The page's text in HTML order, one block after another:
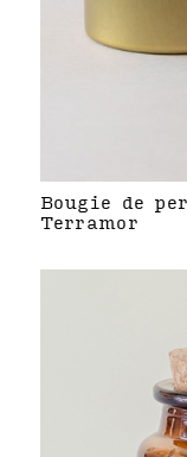
Bougie de
Terramor